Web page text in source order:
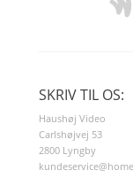
SKRIV TIL OS:
Haushøj Video
Carlshøjvej 53
2800 Lyngby